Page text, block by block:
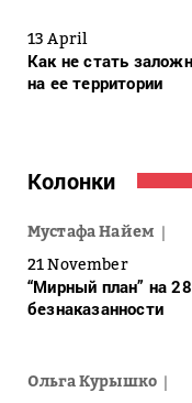
13 April
Как не стать
на ее территории
Колонки
Мустафа Найем
21 November
“Мирный план” на
безнаказанности
Ольга Курышко